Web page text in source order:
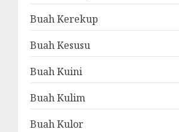
Buah Kerekup
Buah Kesusu
Buah Kuini
Buah Kulim
Buah Kulor